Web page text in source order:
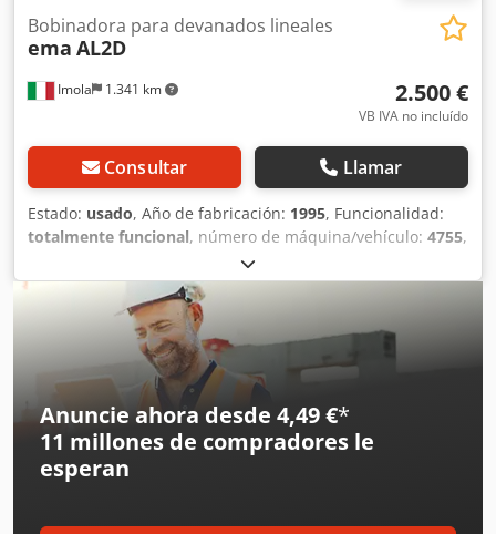
Imola 1.341 km
Bobinadora para devanados lineales
ema AL2D
2.500 €
VB IVA no incluído
Consultar Llamar
Estado: usado, Año de fabricación: 1995, Funcionalidad:
totalmente funcional, número de máquina/vehículo: 4755,
, Bobinadora adecuada para la
producción de transformadores de baja tensión, bobinas,
electroimanes y distintos tipos de devanados lineales.
Crsdoy Enk Ijpfx Ak Hof
Anuncie ahora desde 4,49 €*
11 millones de compradores le
esperan